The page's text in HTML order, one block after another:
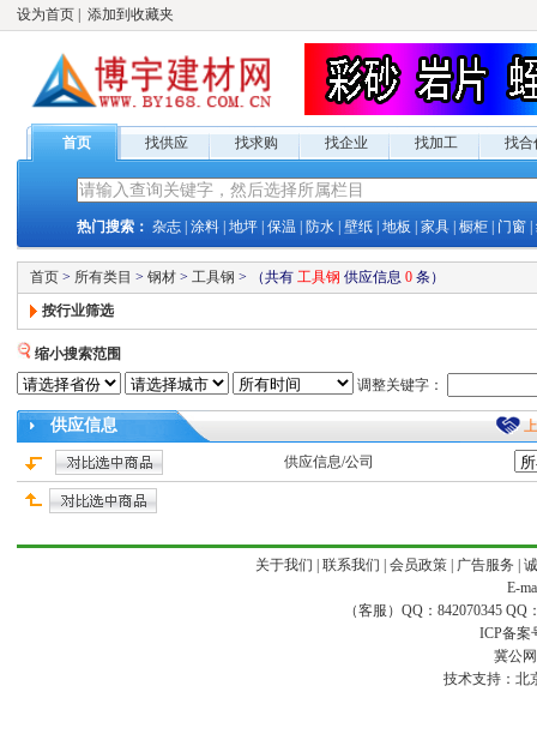
设为首页 添加到收藏夹
首页 找供应 找求购 找企业 找加工 找合
热门搜索： 杂志 涂料 地坪 保温 防水 壁纸 地板 家具 橱柜 门窗
首页 > 所有类目 > 钢材 > 工具钢 > （共有 工具钢 供应信息 0 条）
按行业筛选
缩小搜索范围
调整关键字：
供应信息
供应信息/公司
关于我们 联系我们 会员政策| 广告服务
E-
（客服）QQ：842070345 QQ
ICP备案
冀公
技术支持： 北